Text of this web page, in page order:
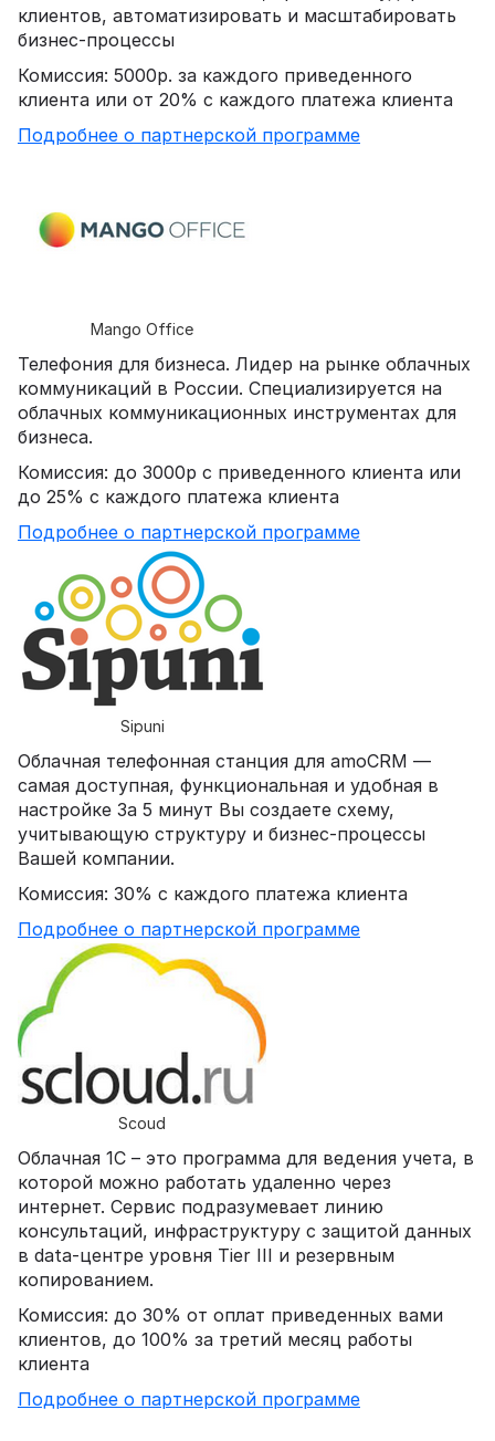
клиентов, автоматизировать и масштабировать
бизнес-процессы
Комиссия: 5000р. за каждого приведенного
клиента или от 20% с каждого платежа клиента
Подробнее о партнерской программе
Mango Office
Телефония для бизнеса. Лидер на рынке облачных
коммуникаций в России. Специализируется на
облачных коммуникационных инструментах для
бизнеса.
Комиссия: до 3000р с приведенного клиента или
до 25% с каждого платежа клиента
Подробнее о партнерской программе
Sipuni
Облачная телефонная станция для amoCRM —
самая доступная, функциональная и удобная в
настройке За 5 минут Вы создаете схему,
учитывающую структуру и бизнес-процессы
Вашей компании.
Комиссия: 30% с каждого платежа клиента
Подробнее о партнерской программе
Scoud
Облачная 1С – это программа для ведения учета, в
которой можно работать удаленно через
интернет. Сервис подразумевает линию
консультаций, инфраструктуру с защитой данных
в data-центре уровня Tier III и резервным
копированием.
Комиссия: до 30% от оплат приведенных вами
клиентов, до 100% за третий месяц работы
клиента
Подробнее о партнерской программе